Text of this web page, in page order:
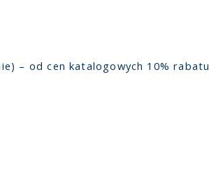
– od cen katalogowych 10% rabatu